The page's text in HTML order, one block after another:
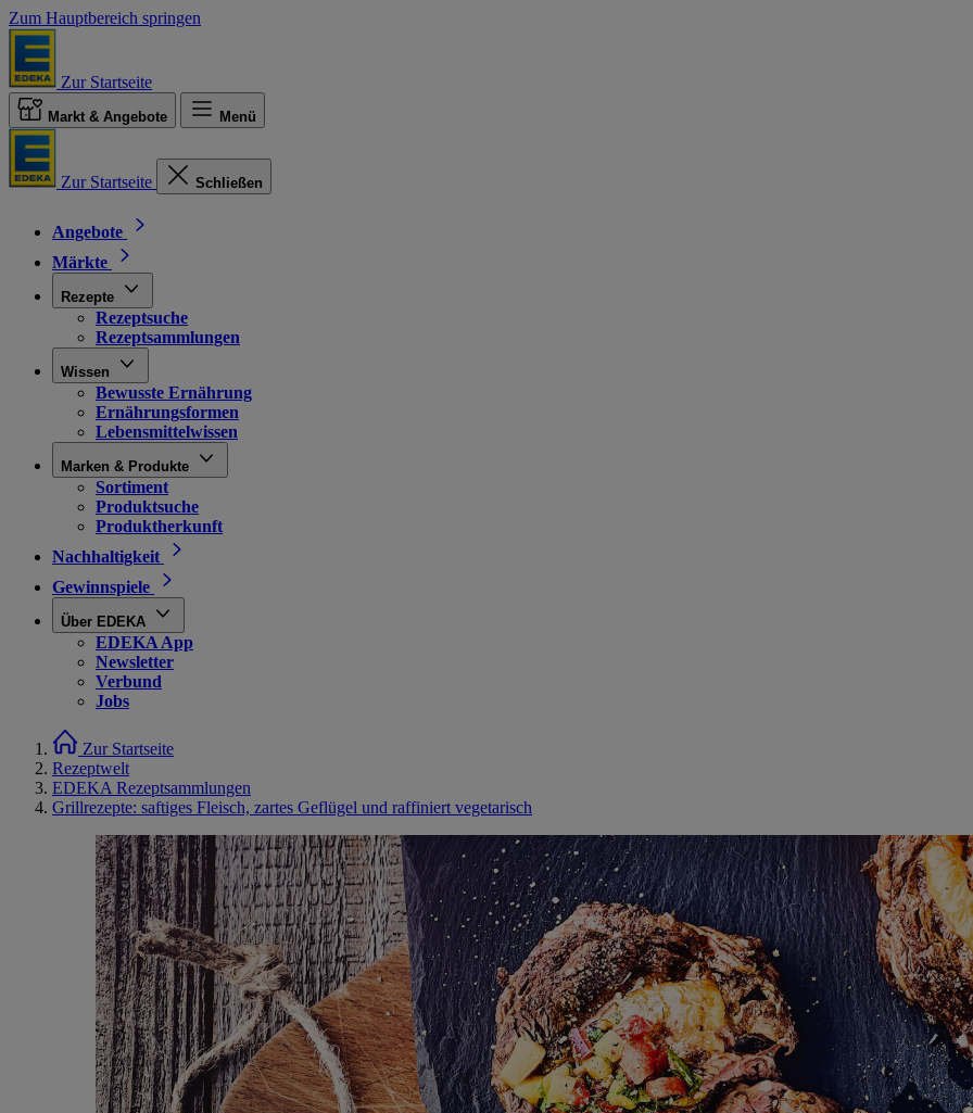
Zum Hauptbereich springen
Zur Startseite
Markt & Angebote Menü
Zur Startseite Schließen
Angebote
Märkte
Rezepte
Rezeptsuche
Rezeptsammlungen
Wissen
Bewusste Ernährung
Ernährungsformen
Lebensmittelwissen
Marken & Produkte
Sortiment
Produktsuche
Produktherkunft
Nachhaltigkeit
Gewinnspiele
Über EDEKA
EDEKA App
Newsletter
Verbund
Jobs
Zur Startseite
Rezeptwelt
EDEKA Rezeptsammlungen
Grillrezepte: saftiges Fleisch, zartes Geflügel und raffiniert vegetarisch